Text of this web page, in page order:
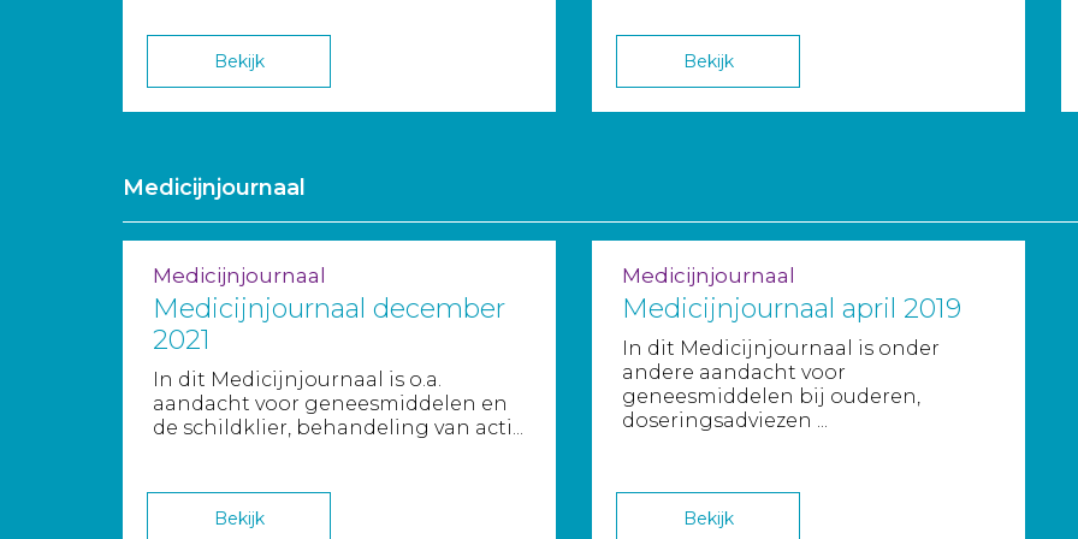
Bekijk Bekijk
Medicijnjournaal
Medicijnjournaal
Medicijnjournaal december
2021
In dit Medicijnjournaal is o.a.
aandacht voor geneesmiddelen en
de schildklier, behandeling van acti...
Bekijk
Medicijnjournaal
Medicijnjournaal april 2019
In dit Medicijnjournaal is onder
andere aandacht voor
geneesmiddelen bij ouderen,
doseringsadviezen ...
Bekijk